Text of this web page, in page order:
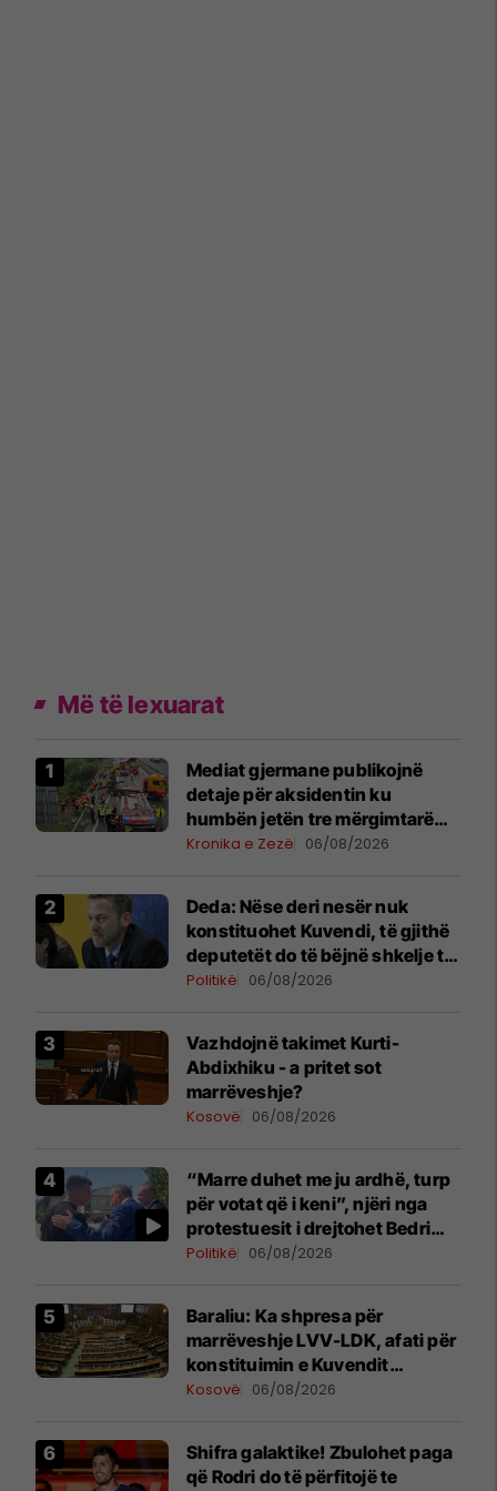
Më të lexuarat
Mediat gjermane publikojnë
detaje për aksidentin ku
humbën jetën tre mërgimtarë
nga Komogllava e Ferizajt
Kronika e Zezë 06/08/2026
Deda: Nëse deri nesër nuk
konstituohet Kuvendi, të gjithë
deputetët do të bëjnë shkelje të
rëndë kushtetuese
Politikë 06/08/2026
Vazhdojnë takimet Kurti-
Abdixhiku - a pritet sot
marrëveshje?
Kosovë 06/08/2026
“Marre duhet me ju ardhë, turp
për votat që i keni”, njëri nga
protestuesit i drejtohet Bedri
Hamzës
Politikë 06/08/2026
Baraliu: Ka shpresa për
marrëveshje LVV-LDK, afati për
konstituimin e Kuvendit
përfundon më 7 gusht
Kosovë 06/08/2026
Shifra galaktike! Zbulohet paga
që Rodri do të përfitojë te